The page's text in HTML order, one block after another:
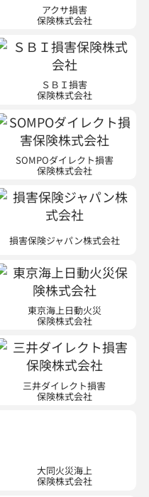
アクサ損害
保険株式会社
ＳＢＩ損害
保険株式会社
SOMPOダイレクト損害
保険株式会社
損害保険ジャパン株式会社
東京海上日動火災
保険株式会社
三井ダイレクト損害
保険株式会社
保険株式会社